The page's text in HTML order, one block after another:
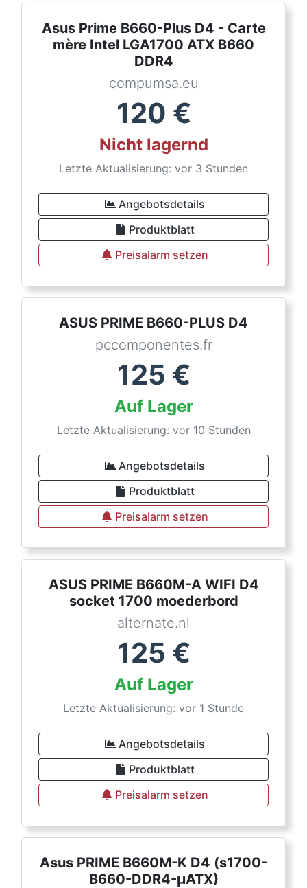
Asus Prime B660-Plus D4 - Carte
mère Intel LGA1700 ATX B660
DDR4
compumsa.eu
120 €
Nicht lagernd
Letzte Aktualisierung: vor 3 Stunden
Angebotsdetails
Produktblatt
Preisalarm setzen
ASUS PRIME B660-PLUS D4
pccomponentes.fr
125 €
Auf Lager
Letzte Aktualisierung: vor 10 Stunden
Angebotsdetails
Produktblatt
Preisalarm setzen
ASUS PRIME B660M-A WIFI D4
socket 1700 moederbord
alternate.nl
125 €
Auf Lager
Letzte Aktualisierung: vor 1 Stunde
Angebotsdetails
Produktblatt
Preisalarm setzen
Asus PRIME B660M-K D4 (s1700-
B660-DDR4-µATX)